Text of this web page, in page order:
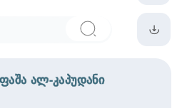
ალ-კაპუდანი